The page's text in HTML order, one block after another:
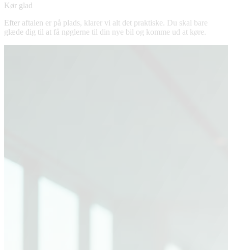
Kør glad
Efter aftalen er på plads, klarer vi alt det praktiske. Du skal bare
glæde dig til at få nøglerne til din nye bil og komme ud at køre.